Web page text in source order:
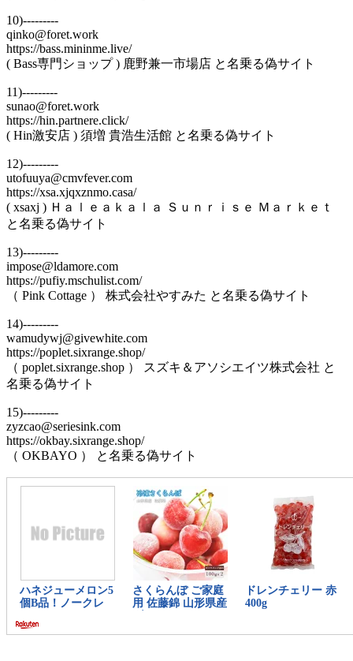
10)---------
qinko@foret.work
https://bass.mininme.live/
( Bass専門ショップ ) 鹿野兼一市場店 と名乗る偽サイト
11)---------
sunao@foret.work
https://hin.partnere.click/
( Hin激安店 ) 須増 貴浩生活館 と名乗る偽サイト
12)---------
utofuuya@cmvfever.com
https://xsa.xjqxznmo.casa/
( xsaxj ) Ｈａｌｅａｋａｌａ Ｓｕｎｒｉｓｅ Ｍａｒｋｅｔ
と名乗る偽サイト
13)---------
impose@ldamore.com
https://pufiy.mschulist.com/
（ Pink Cottage ） 株式会社やすみた と名乗る偽サイト
14)---------
wamudywj@givewhite.com
https://poplet.sixrange.shop/
（ poplet.sixrange.shop ） スズキ＆アソシエイツ株式会社 と
名乗る偽サイト
15)---------
zyzcao@seriesink.com
https://okbay.sixrange.shop/
（ OKBAYO ） と名乗る偽サイト